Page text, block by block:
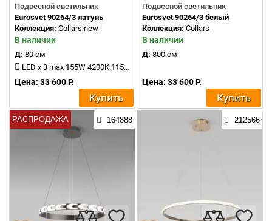
Подвесной светильник
Eurosvet 90264/3 латунь
Коллекция: Collars new
В наличии
Д: 80 см
LED x 3 max 155W 4200K 11500Lm
Цена: 33 600 Р.
Купить
Подвесной светильник
Eurosvet 90264/3 белый
Коллекция: Collars
В наличии
Д: 800 см
Цена: 33 600 Р.
Купить
РАСПРОДАЖА 164888 212566